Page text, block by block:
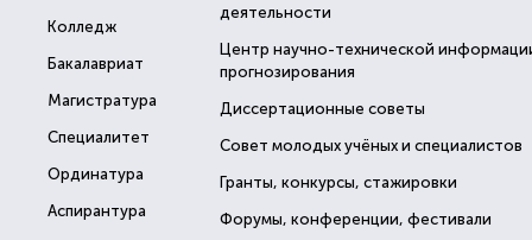
Колледж
Бакалавриат
Магистратура
Специалитет
Ординатура
Аспирантура
деятельности
Центр научно-технической
прогнозирования
Диссертационные советы
Совет молодых учёных и специалистов
Гранты, конкурсы, стажировки
Форумы, конференции, фестивали